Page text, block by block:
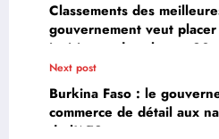
Classements des
gouvernement veut
ivoirienne dans le top 20
Next post
Burkina Faso : le
commerce de détail aux
de l’AES